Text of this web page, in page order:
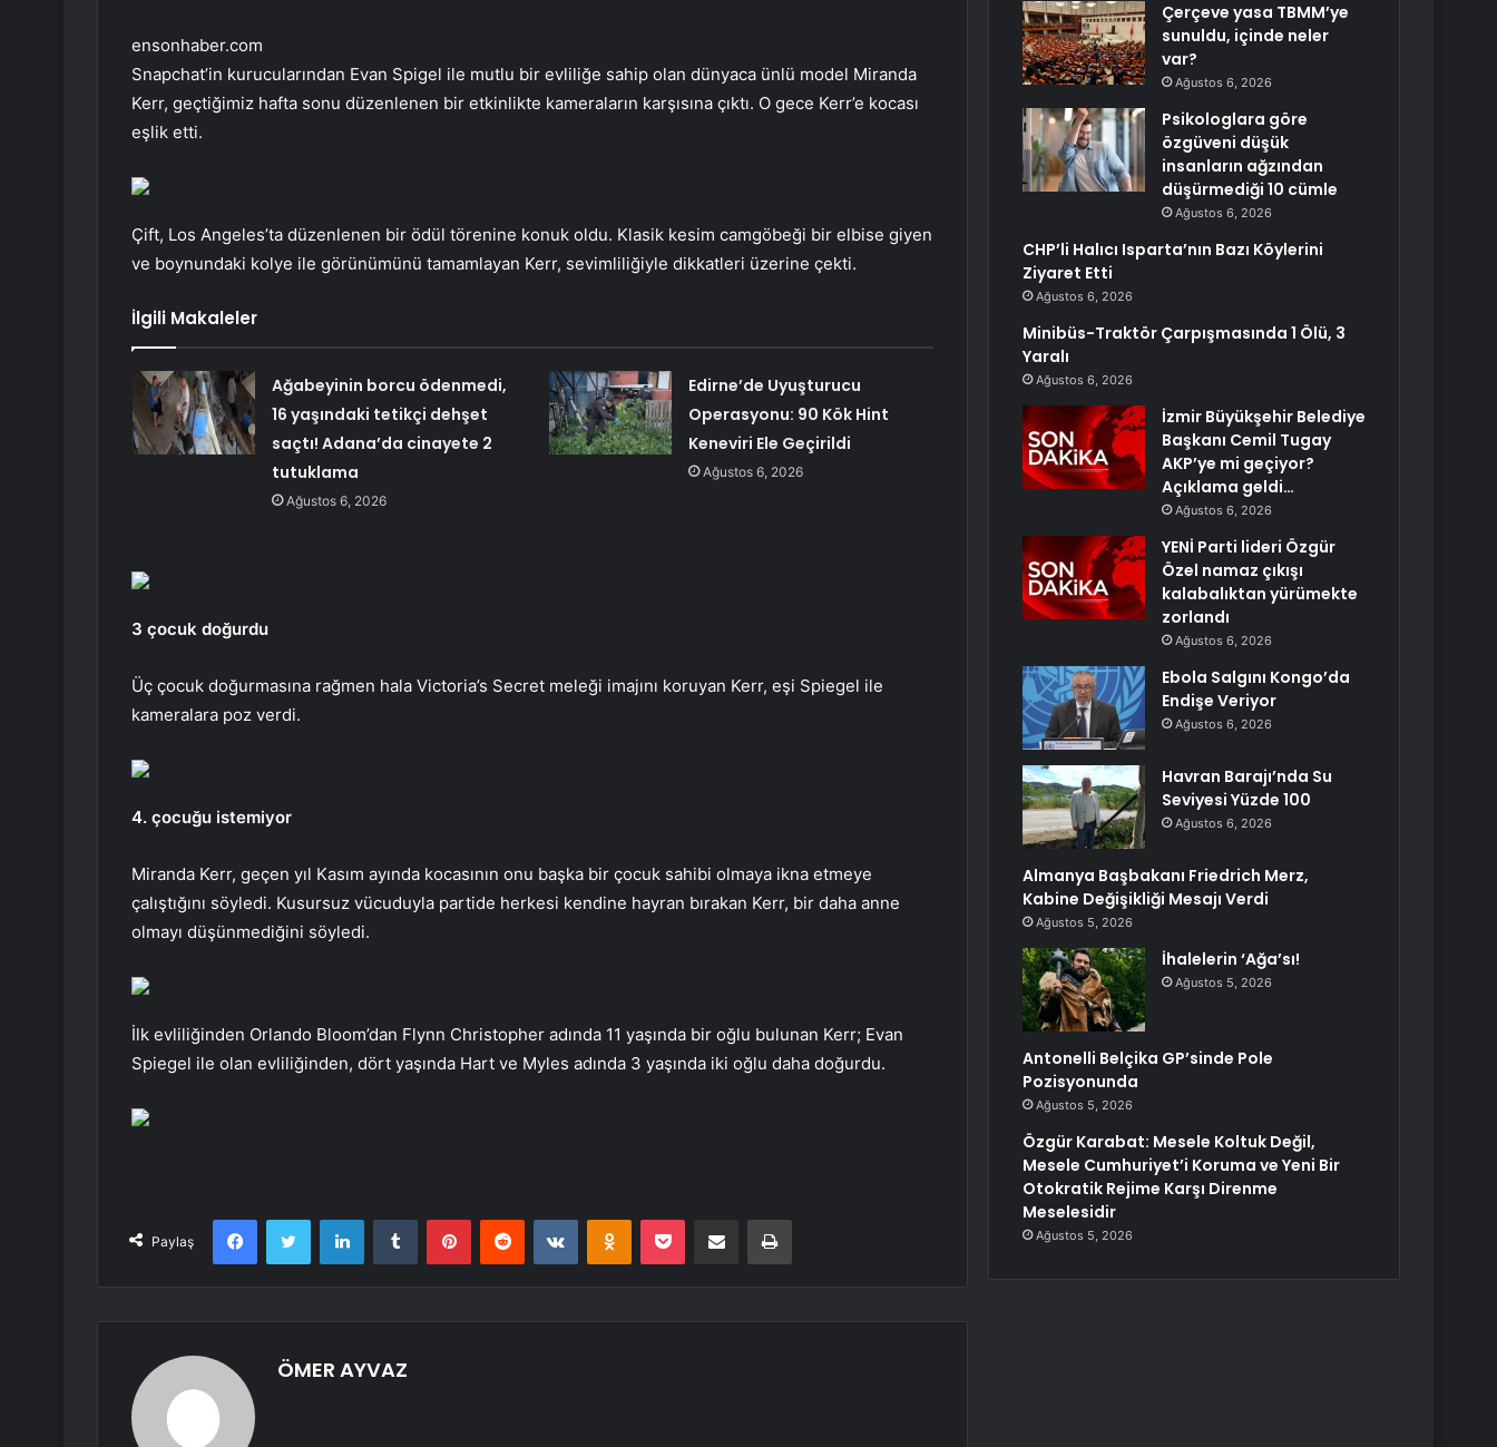
ensonhaber.com
Snapchat’in kurucularından Evan Spigel ile mutlu bir evliliğe sahip olan dünyaca ünlü model Miranda
Kerr, geçtiğimiz hafta sonu düzenlenen bir etkinlikte kameraların karşısına çıktı. O gece Kerr’e kocası
eşlik etti.
Çift, Los Angeles’ta düzenlenen bir ödül törenine konuk oldu. Klasik kesim camgöbeği bir elbise giyen
ve boynundaki kolye ile görünümünü tamamlayan Kerr, sevimliliğiyle dikkatleri üzerine çekti.
İlgili Makaleler
Ağabeyinin borcu ödenmedi,
16 yaşındaki tetikçi dehşet
saçtı! Adana’da cinayete 2
tutuklama
Ağustos 6, 2026
Edirne’de Uyuşturucu
Operasyonu: 90 Kök Hint
Keneviri Ele Geçirildi
Ağustos 6, 2026
3 çocuk doğurdu
Üç çocuk doğurmasına rağmen hala Victoria’s Secret meleği imajını koruyan Kerr, eşi Spiegel ile
kameralara poz verdi.
4. çocuğu istemiyor
Miranda Kerr, geçen yıl Kasım ayında kocasının onu başka bir çocuk sahibi olmaya ikna etmeye
çalıştığını söyledi. Kusursuz vücuduyla partide herkesi kendine hayran bırakan Kerr, bir daha anne
olmayı düşünmediğini söyledi.
İlk evliliğinden Orlando Bloom’dan Flynn Christopher adında 11 yaşında bir oğlu bulunan Kerr; Evan
Spiegel ile olan evliliğinden, dört yaşında Hart ve Myles adında 3 yaşında iki oğlu daha doğurdu.
Paylaş
FacebookTwitter LinkedInTumblr PinterestReddit VKontakteOdnoklassniki
Pocket E-Posta ile paylaş Yazdır
ÖMER AYVAZ
Çerçeve yasa TBMM’ye
sunuldu, içinde neler
var?
Ağustos 6, 2026
Psikologlara göre
özgüveni düşük
insanların ağzından
düşürmediği 10 cümle
Ağustos 6, 2026
CHP’li Halıcı Isparta’nın Bazı Köylerini
Ziyaret Etti
Ağustos 6, 2026
Minibüs-Traktör Çarpışmasında 1 Ölü, 3
Yaralı
Ağustos 6, 2026
İzmir Büyükşehir Belediye
Başkanı Cemil Tugay
AKP’ye mi geçiyor?
Açıklama geldi…
Ağustos 6, 2026
YENİ Parti lideri Özgür
Özel namaz çıkışı
kalabalıktan yürümekte
zorlandı
Ağustos 6, 2026
Ebola Salgını Kongo’da
Endişe Veriyor
Ağustos 6, 2026
Havran Barajı’nda Su
Seviyesi Yüzde 100
Ağustos 6, 2026
Almanya Başbakanı Friedrich Merz,
Kabine Değişikliği Mesajı Verdi
Ağustos 5, 2026
İhalelerin ‘Ağa’sı!
Ağustos 5, 2026
Antonelli Belçika GP’sinde Pole
Pozisyonunda
Ağustos 5, 2026
Özgür Karabat: Mesele Koltuk Değil,
Mesele Cumhuriyet’i Koruma ve Yeni Bir
Otokratik Rejime Karşı Direnme
Meselesidir
Ağustos 5, 2026